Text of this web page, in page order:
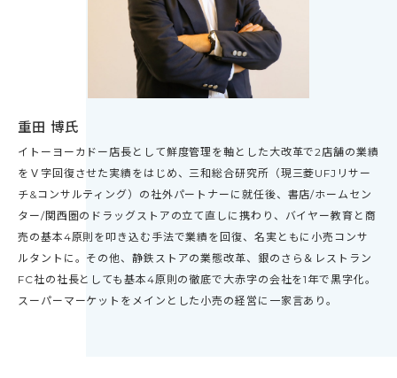
重田 博氏
イトーヨーカドー店長として鮮度管理を軸とした大改革で2店舗の業績
をＶ字回復させた実績をはじめ、三和総合研究所（現三菱UFJリサー
チ&コンサルティング）の社外パートナーに就任後、書店/ホームセン
ター/関西圏のドラッグストアの立て直しに携わり、バイヤー教育と商
売の基本4原則を叩き込む手法で業績を回復、名実ともに小売コンサ
ルタントに。その他、静鉄ストアの業態改革、銀のさら＆レストラン
FC社の社長としても基本4原則の徹底で大赤字の会社を1年で黒字化。
スーパーマーケットをメインとした小売の経営に一家言あり。